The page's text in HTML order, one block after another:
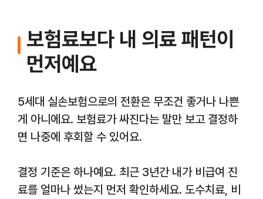
보험료보다 내 의료 패턴이
먼저예요
5세대 실손보험으로의 전환은 무조건 좋거나 나쁜
게 아니에요. 보험료가 싸진다는 말만 보고 결정하
면 나중에 후회할 수 있어요.
결정 기준은 하나예요. 최근 3년간 내가 비급여 진
료를 얼마나 썼는지 먼저 확인하세요. 도수치료, 비